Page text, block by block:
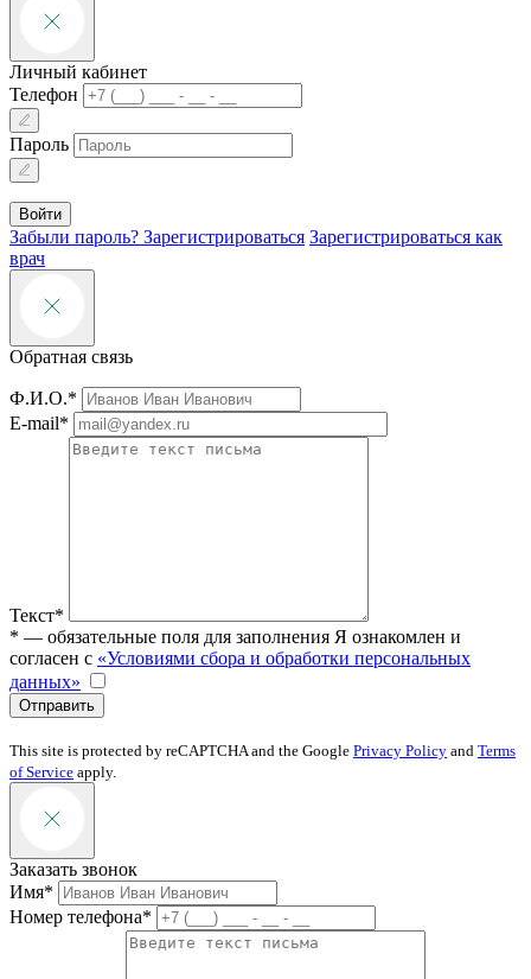
Личный кабинет
Телефон
Пароль
Войти
Забыли пароль? Зарегистрироваться Зарегистрироваться как
врач
Обратная связь
Ф.И.О.*
E-mail*
Текст*
* — обязательные поля для заполнения Я ознакомлен и
согласен с «Условиями сбора и обработки персональных
данных»
Отправить
This site is protected by reCAPTCHA and the Google Privacy Policy and Terms
of Service apply.
Заказать звонок
Имя*
Номер телефона*